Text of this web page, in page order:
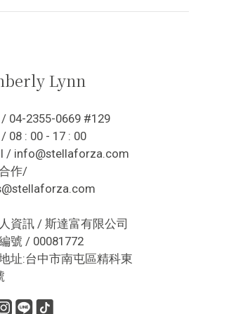
Lynn
04-2355-0669 #129
08 : 00 - 17 : 00
/ info@stellaforza.com
作/
資訊 / 斯達富有限公司
號 / 00081772
址:台中市南屯區精科東